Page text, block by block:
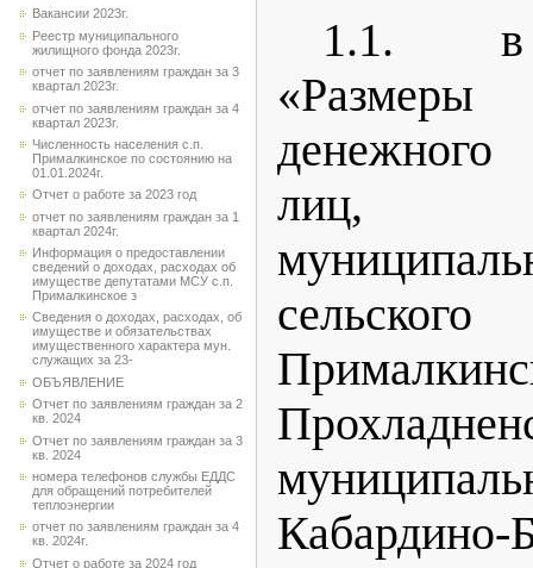
Вакансии 2023г.
Реестр муниципального
жилищного фонда 2023г.
отчет по заявлениям граждан за 3
квартал 2023г.
отчет по заявлениям граждан за 4
квартал 2023г.
Численность населения с.п.
Прималкинское по состоянию на
01.01.2024г.
Отчет о работе за 2023 год
отчет по заявлениям граждан за 1
квартал 2024г.
Информация о предоставлении
сведений о доходах, расходах об
имуществе депутатами МСУ с.п.
Прималкинское з
Сведения о доходах, расходах, об
имуществе и обязательствах
имущественного характера мун.
служащих за 23-
ОБЪЯВЛЕНИЕ
Отчет по заявлениям граждан за 2
кв. 2024
Отчет по заявлениям граждан за 3
кв. 2024
номера телефонов службы ЕДДС
для обращений потребителей
теплоэнергии
отчет по заявлениям граждан за 4
кв. 2024г.
Отчет о работе за 2024 год
1.1. в
«Размеры
денежного
лиц,
Кабардино-